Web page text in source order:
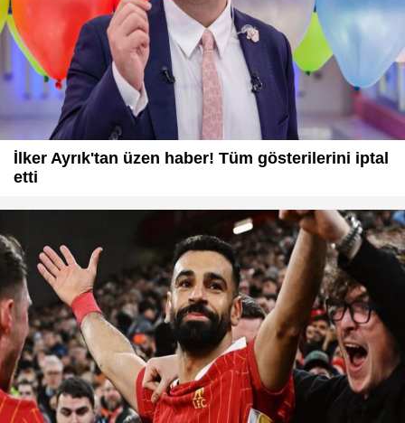
İlker Ayrık'tan üzen haber! Tüm gösterilerini iptal
etti